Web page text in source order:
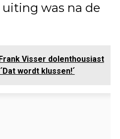
was na de
Visser dolenthousiast
wordt klussen!´